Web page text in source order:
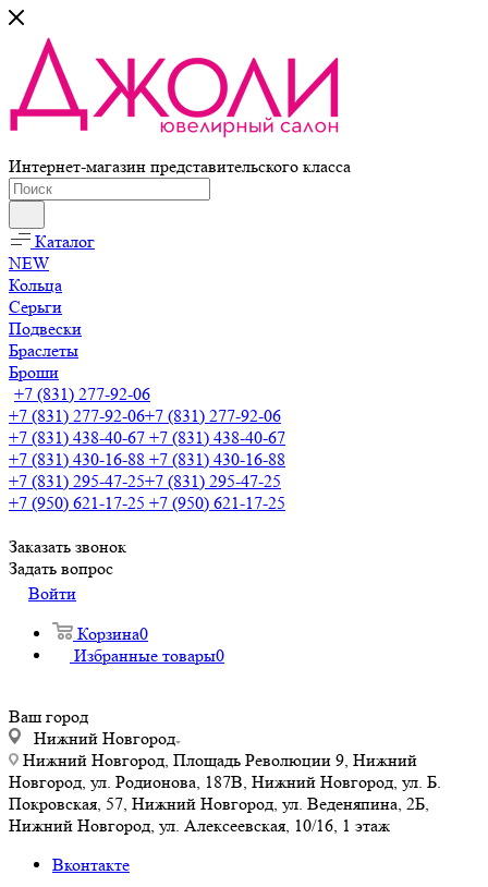
Интернет-магазин представительского класса
Каталог
NEW
Кольца
Серьги
Подвески
Браслеты
Броши
+7 (831) 277-92-06
+7 (831) 277-92-06+7 (831) 277-92-06
+7 (831) 438-40-67 +7 (831) 438-40-67
+7 (831) 430-16-88 +7 (831) 430-16-88
+7 (831) 295-47-25+7 (831) 295-47-25
+7 (950) 621-17-25 +7 (950) 621-17-25
Заказать звонок
Задать вопрос
Войти
Корзина0
Избранные товары0
Ваш город
Нижний Новгород
Нижний Новгород, Площадь Революции 9, Нижний
Новгород, ул. Родионова, 187В, Нижний Новгород, ул. Б.
Покровская, 57, Нижний Новгород, ул. Веденяпина, 2Б,
Нижний Новгород, ул. Алексеевская, 10/16, 1 этаж
Вконтакте